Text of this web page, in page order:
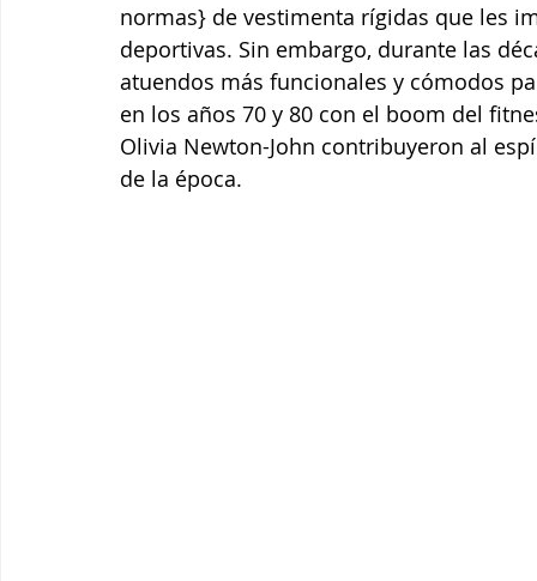
normas} de vestimenta rígidas que les
deportivas. Sin embargo, durante las
atuendos más funcionales y cómodos
en los años 70 y 80 con el boom del
Olivia Newton-John contribuyeron al
de la época.